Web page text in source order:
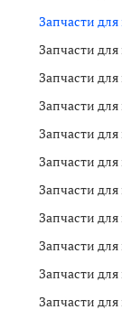
Запчасти для
Запчасти для
Запчасти для
Запчасти для
Запчасти для
Запчасти для
Запчасти для
Запчасти для
Запчасти для
Запчасти для
Запчасти для